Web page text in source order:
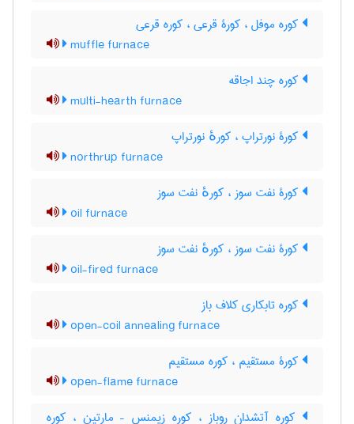
کوره موفل ، کورۀ قرعی ، کوره قرعی
muffle furnace
کوره چند اجاقه
multi-hearth furnace
کورۀ نورتراپ ، کورهٔ نورتراپ
northrup furnace
کورۀ نفت سوز ، کورهٔ نفت سوز
oil furnace
کورۀ نفت سوز ، کورهٔ نفت سوز
oil-fired furnace
کوره تابکاری کلاف باز
open-coil annealing furnace
کورۀ مستقیم ، کوره مستقیم
open-flame furnace
کوره آتشدان روباز ، کوره زیمنس – مارتین ، کوره